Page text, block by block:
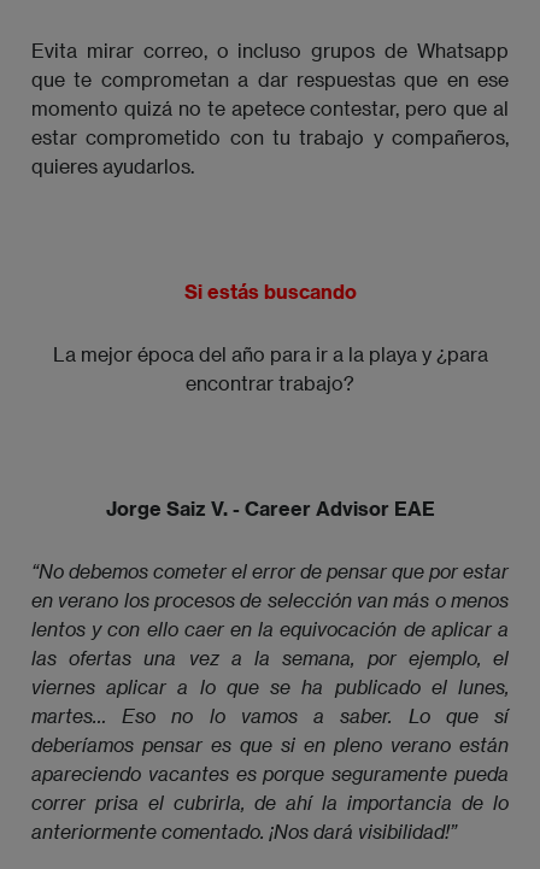
Evita mirar correo, o incluso grupos de Whatsapp
que te comprometan a dar respuestas que en ese
momento quizá no te apetece contestar, pero que al
estar comprometido con tu trabajo y compañeros,
quieres ayudarlos.
Si estás buscando
La mejor época del año para ir a la playa y ¿para
encontrar trabajo?
Jorge Saiz V. - Career Advisor EAE
“No debemos cometer el error de pensar que por estar
en verano los procesos de selección van más o menos
lentos y con ello caer en la equivocación de aplicar a
las ofertas una vez a la semana, por ejemplo, el
viernes aplicar a lo que se ha publicado el lunes,
martes… Eso no lo vamos a saber. Lo que sí
deberíamos pensar es que si en pleno verano están
apareciendo vacantes es porque seguramente pueda
correr prisa el cubrirla, de ahí la importancia de lo
anteriormente comentado. ¡Nos dará visibilidad!”